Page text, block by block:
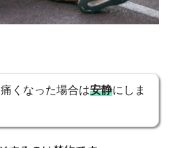
くなった場合は安静にしま